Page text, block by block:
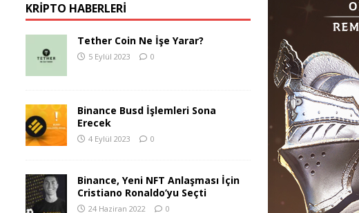
KRIPTO HABERLERI
Tether Coin Ne İşe Yarar?
5 Eylül 2023 0
Binance Busd İşlemleri Sona
Erecek
4 Eylül 2023 0
Binance, Yeni NFT Anlaşması İçin
Cristiano Ronaldo’yu Seçti
24 Haziran 2022 0